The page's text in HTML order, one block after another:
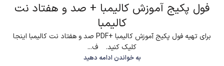
فول پکیج آموزش کالیمبا + صد و هفتاد نت
کالیمبا
برای تهیه فول پکیج آموزش کالیمبا +PDF صد و هفتاد نت کالیمبا اینجا
کلیک کنید. ف...
به خواندن ادامه دهید